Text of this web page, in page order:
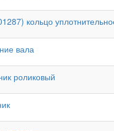
кольцо
вала
роликовый